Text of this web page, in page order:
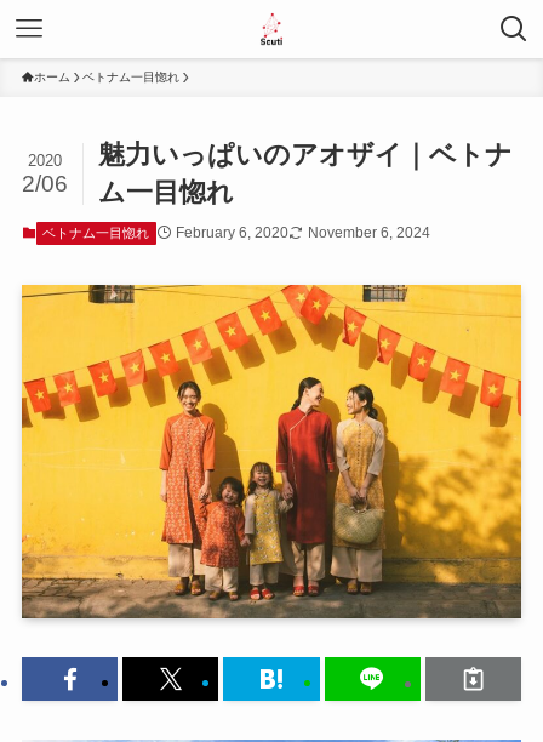
ホーム ベトナム一目惚れ
魅力いっぱいのアオザイ｜ベトナ
ム一目惚れ
2020
2/06
ベトナム一目惚れ February 6, 2020 November 6, 2024